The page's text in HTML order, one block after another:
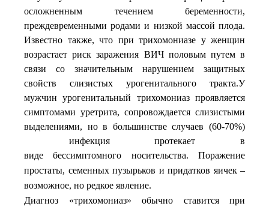
осложненным течением беременности,
преждевременными родами и низкой массой плода.
Известно также, что при трихомониазе у женщин
возрастает риск заражения ВИЧ половым путем в
связи со значительным нарушением защитных
свойств слизистых урогенитального тракта.У
мужчин урогенитальный трихомониаз проявляется
симптомами уретрита, сопровождается слизистыми
выделениями, но в большинстве случаев (60-70%)
инфекция протекает в
виде
бессимптомного
носительства. Поражение
простаты, семенных пузырьков и придатков яичек –
возможное, но редкое явление.
Диагноз «трихомониаз» обычно ставится при